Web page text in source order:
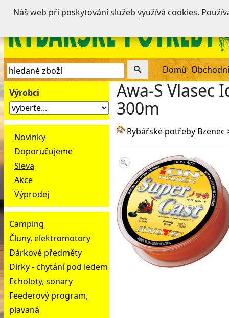
Domů
Výrobci
Novinky
Doporučujeme
Sleva
Akce
Výprodej
Camping
Čluny, elektromotory
Dárkové předměty
Dírky - chytání pod ledem
Echoloty, sonary
Feederový program,
plavaná
Awa-S Vlasec
300m
Rybářské potřeby Bzenec
Náš web při poskytování služeb využívá cookies.